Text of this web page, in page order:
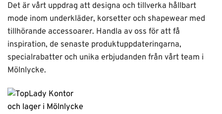
Det är vårt uppdrag att designa och tillverka hållbart
mode inom underkläder, korsetter och shapewear med
tillhörande accessoarer. Handla av oss för att få
inspiration, de senaste produktuppdateringarna,
specialrabatter och unika erbjudanden från vårt team i
Mölnlycke.